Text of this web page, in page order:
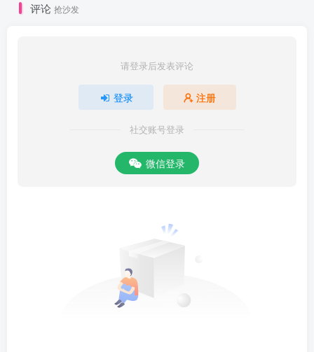
评论 抢沙发
请登录后发表评论
登录 注册
社交账号登录
微信登录